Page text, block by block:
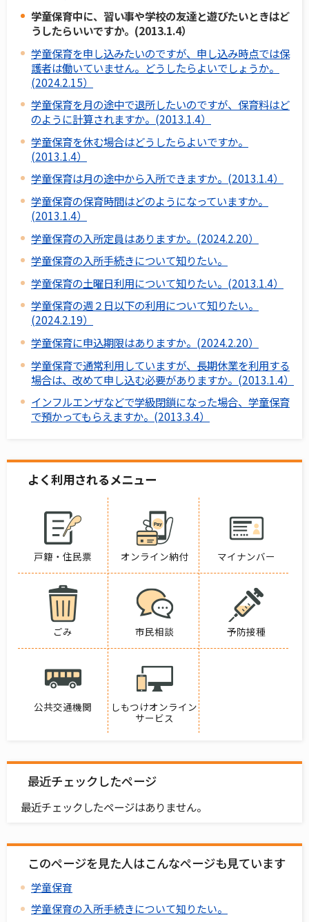
学童保育中に、習い事や学校の友達と遊びたいときはど
うしたらいいですか。(2013.1.4）
学童保育を申し込みたいのですが、申し込み時点では保
護者は働いていません。どうしたらよいでしょうか。
(2024.2.15）
学童保育を月の途中で退所したいのですが、保育料はど
のように計算されますか。(2013.1.4）
学童保育を休む場合はどうしたらよいですか。
(2013.1.4）
学童保育は月の途中から入所できますか。(2013.1.4）
学童保育の保育時間はどのようになっていますか。
(2013.1.4）
学童保育の入所定員はありますか。(2024.2.20）
学童保育の入所手続きについて知りたい。
学童保育の土曜日利用について知りたい。(2013.1.4）
学童保育の週２日以下の利用について知りたい。
(2024.2.19）
学童保育に申込期限はありますか。(2024.2.20）
学童保育で通常利用していますが、長期休業を利用する
場合は、改めて申し込む必要がありますか。(2013.1.4）
インフルエンザなどで学級閉鎖になった場合、学童保育
で預かってもらえますか。(2013.3.4）
よく利用されるメニュー
戸籍・住民票 オンライン納付 マイナンバー
ごみ 市民相談 予防接種
公共交通機関
しもつけオンライン
サービス
最近チェックしたページ
最近チェックしたページはありません。
このページを見た人はこんなページも見ています
学童保育
学童保育の入所手続きについて知りたい。